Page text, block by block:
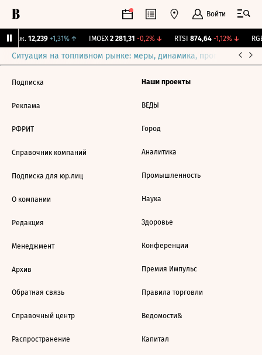
Войти
Бирж. 12,239 +1,31%↑ IMOEX 2 281,31 -0,2%↓ RTSI 874,64 -1,12%↓
Ситуация на топливном рынке: меры, динамика, прогнозы
Подписка
Реклама
РФРИТ
Справочник компаний
Подписка для юр.лиц
О компании
Редакция
Менеджмент
Архив
Обратная связь
Справочный центр
Распространение
Наши проекты
ВЕДЫ
Город
Аналитика
Промышленность
Наука
Здоровье
Конференции
Премия Импульс
Правила торговли
Ведомости&
Капитал